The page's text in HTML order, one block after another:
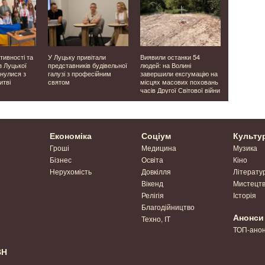
та
Луцької
з
У Луцьку привітали
представників будівельної
галузі з професійним
святом
Виявили останки 54
людей: на Волині
завершили ексгумацію на
місцях масових поховань
часів Другої Світової війни
Економіка
Гроші
Бізнес
Нерухомість
Соціум
Медицина
Освіта
Довкілля
Вікенд
Релігія
Благодійництво
Техно, IT
Музика
Кіно
Історія
Анонси
ТОП-